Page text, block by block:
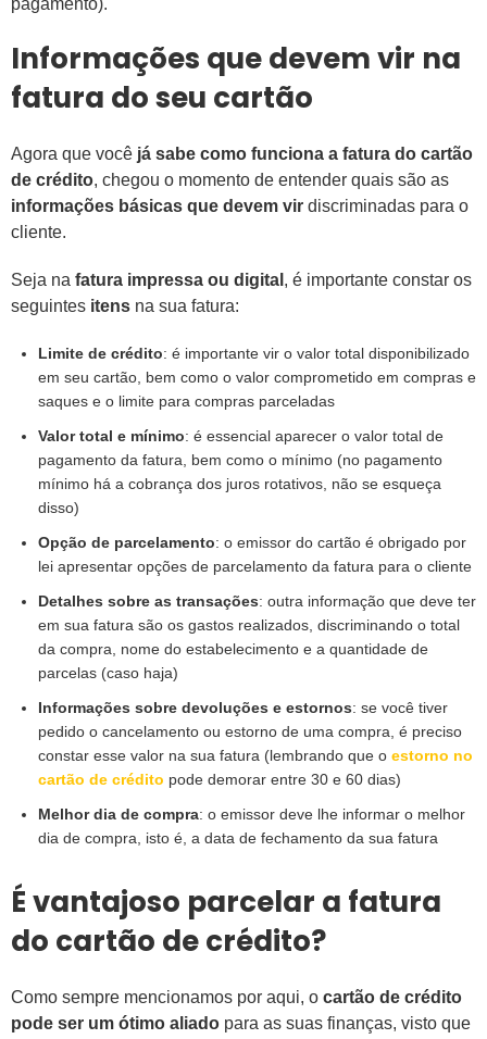
pagamento).
Informações que devem vir na
fatura do seu cartão
Agora que você já sabe como funciona a fatura do cartão
de crédito, chegou o momento de entender quais são as
informações básicas que devem vir discriminadas para o
cliente.
Seja na fatura impressa ou digital , é importante constar os
seguintes itens na sua fatura:
Limite de crédito: é importante vir o valor total disponibilizado
em seu cartão, bem como o valor comprometido em compras e
saques e o limite para compras parceladas
Valor total e mínimo: é essencial aparecer o valor total de
pagamento da fatura, bem como o mínimo (no pagamento
mínimo há a cobrança dos juros rotativos, não se esqueça
disso)
Opção de parcelamento: o emissor do cartão é obrigado por
lei apresentar opções de parcelamento da fatura para o cliente
Detalhes sobre as transações: outra informação que deve ter
em sua fatura são os gastos realizados, discriminando o total
da compra, nome do estabelecimento e a quantidade de
parcelas (caso haja)
Informações sobre devoluções e estornos: se você tiver
pedido o cancelamento ou estorno de uma compra, é preciso
constar esse valor na sua fatura (lembrando que o estorno no
cartão de crédito pode demorar entre 30 e 60 dias)
Melhor dia de compra: o emissor deve lhe informar o melhor
dia de compra, isto é, a data de fechamento da sua fatura
É vantajoso parcelar a fatura
do cartão de crédito?
Como sempre mencionamos por aqui, o cartão de crédito
pode ser um ótimo aliado para as suas finanças, visto que